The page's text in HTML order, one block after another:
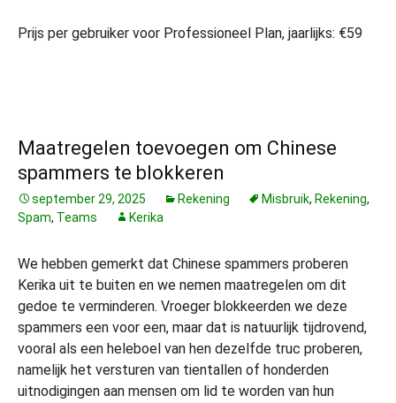
Prijs per gebruiker voor Professioneel Plan, jaarlijks: €59
Maatregelen toevoegen om Chinese
spammers te blokkeren
september 29, 2025 Rekening Misbruik, Rekening,
Spam, Teams Kerika
We hebben gemerkt dat Chinese spammers proberen
Kerika uit te buiten en we nemen maatregelen om dit
gedoe te verminderen. Vroeger blokkeerden we deze
spammers een voor een, maar dat is natuurlijk tijdrovend,
vooral als een heleboel van hen dezelfde truc proberen,
namelijk het versturen van tientallen of honderden
uitnodigingen aan mensen om lid te worden van hun